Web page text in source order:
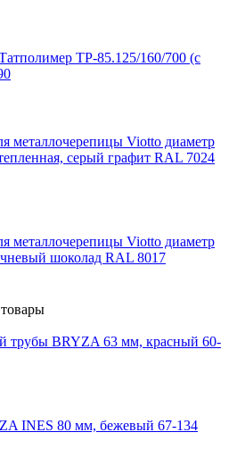
ТР-85.125/160/700 (с
металлочерепицы Viotto диаметр
серый графит RAL 7024
металлочерепицы Viotto диаметр
шоколад RAL 8017
трубы BRYZA 63 мм, краcный 60-
INES 80 мм, бежевый 67-134